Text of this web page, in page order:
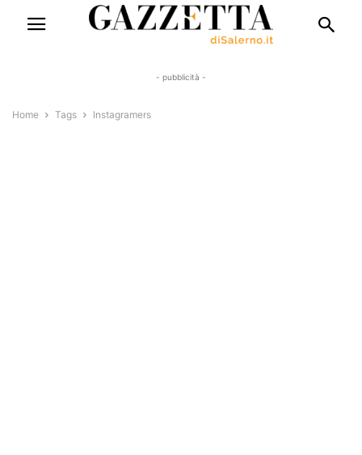
- pubblicità -
Home Tags Instagramers